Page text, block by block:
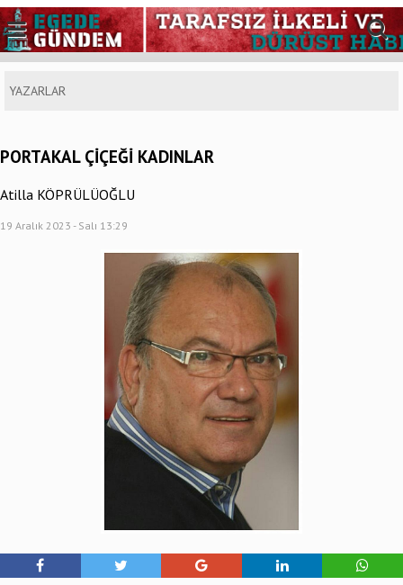
YAZARLAR
PORTAKAL ÇİÇEĞİ KADINLAR
Atilla KÖPRÜLÜOĞLU
19 Aralık 2023 - Salı 13:29